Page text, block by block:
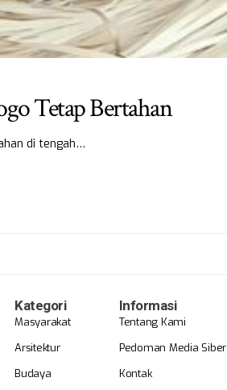
Tetap Bertahan
di tengah…
Kategori
Masyarakat
Arsitektur
Budaya
Informasi
Tentang Kami
Pedoman Media Siber
Kontak